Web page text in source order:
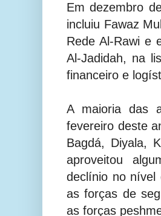
Em dezembro
incluiu Fawaz
Rede Al-Rawi e
Al-Jadidah, na
financeiro e
A maioria das
fevereiro deste
Bagdá, Diyala,
aproveitou
declínio no nível
as forças de
as forças